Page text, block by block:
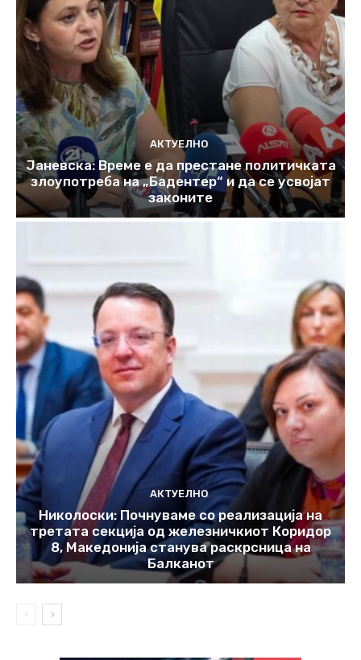
АКТУЕЛНО
Јаневска: Време е да престане политичката
злоупотреба на „Бадентер“ и да се усвојат
законите
АКТУЕЛНО
Николоски: Почнуваме со реализација на
третата секција од железничкиот Коридор
8, Македонија станува раскрсница на
Балканот